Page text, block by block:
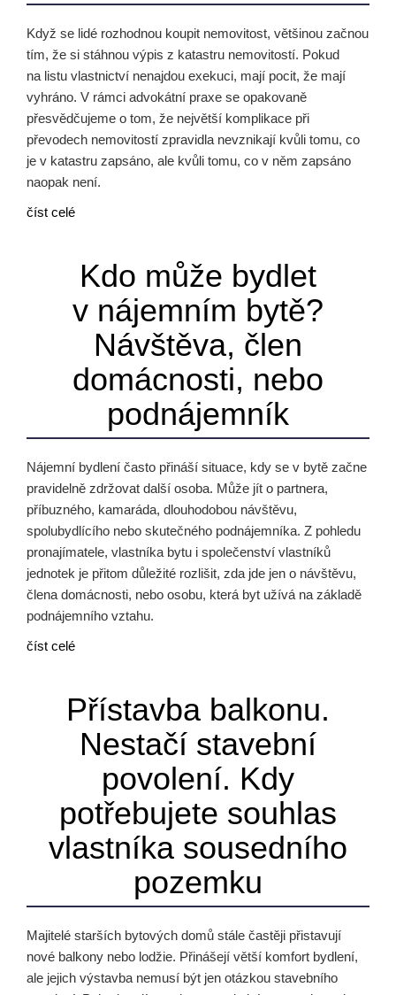
Když se lidé rozhodnou koupit nemovitost, většinou začnou
tím, že si stáhnou výpis z katastru nemovitostí. Pokud
na listu vlastnictví nenajdou exekuci, mají pocit, že mají
vyhráno. V rámci advokátní praxe se opakovaně
přesvědčujeme o tom, že největší komplikace při
převodech nemovitostí zpravidla nevznikají kvůli tomu, co
je v katastru zapsáno, ale kvůli tomu, co v něm zapsáno
naopak není.
číst celé
Kdo může bydlet
v nájemním bytě?
Návštěva, člen
domácnosti, nebo
podnájemník
Nájemní bydlení často přináší situace, kdy se v bytě začne
pravidelně zdržovat další osoba. Může jít o partnera,
příbuzného, kamaráda, dlouhodobou návštěvu,
spolubydlícího nebo skutečného podnájemníka. Z pohledu
pronajímatele, vlastníka bytu i společenství vlastníků
jednotek je přitom důležité rozlišit, zda jde jen o návštěvu,
člena domácnosti, nebo osobu, která byt užívá na základě
podnájemního vztahu.
číst celé
Přístavba balkonu.
Nestačí stavební
povolení. Kdy
potřebujete souhlas
vlastníka sousedního
pozemku
Majitelé starších bytových domů stále častěji přistavují
nové balkony nebo lodžie. Přinášejí větší komfort bydlení,
ale jejich výstavba nemusí být jen otázkou stavebního